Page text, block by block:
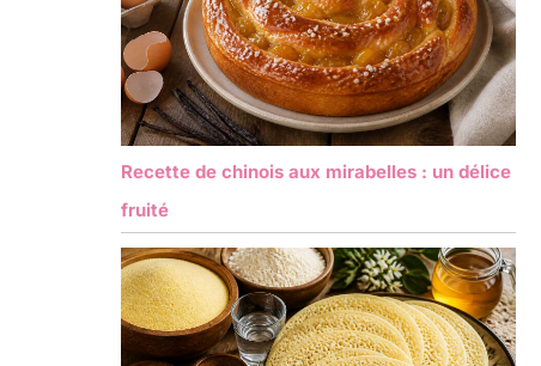
Recette de chinois aux mirabelles : un délice
fruité